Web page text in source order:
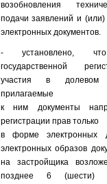
возобновления
подачи заявлений и
электронных документов.
- установлено,
государственной
участия в долевом
прилагаемые
к ним документы
регистрации прав только
в форме электронных
электронных образов
на застройщика
позднее 6 (шести)